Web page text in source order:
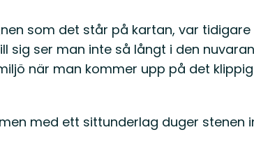
som det står på kartan, var
sig ser man inte så långt i den
när man kommer upp på det
med ett sittunderlag duger stenen